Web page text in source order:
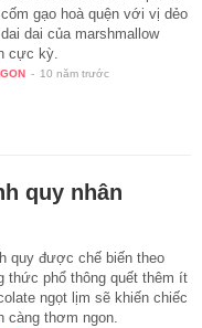
gạo hoà quện với vị dẻo
dai của marshmallow
cực kỳ.
- 10 năm trước
quy nhân
quy được chế biến theo
thức phổ thông quết thêm ít
ngọt lịm sẽ khiến chiếc
càng thơm ngon.